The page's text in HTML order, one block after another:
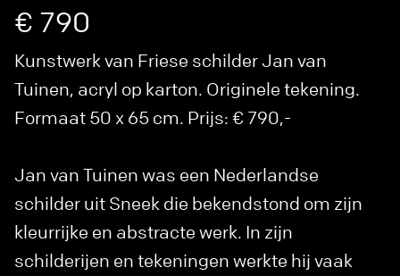
€ 790
Kunstwerk van Friese schilder Jan van
Tuinen, acryl op karton. Originele tekening.
Formaat 50 x 65 cm. Prijs: € 790,-
Jan van Tuinen was een Nederlandse
schilder uit Sneek die bekendstond om zijn
kleurrijke en abstracte werk. In zijn
schilderijen en tekeningen werkte hij vaak